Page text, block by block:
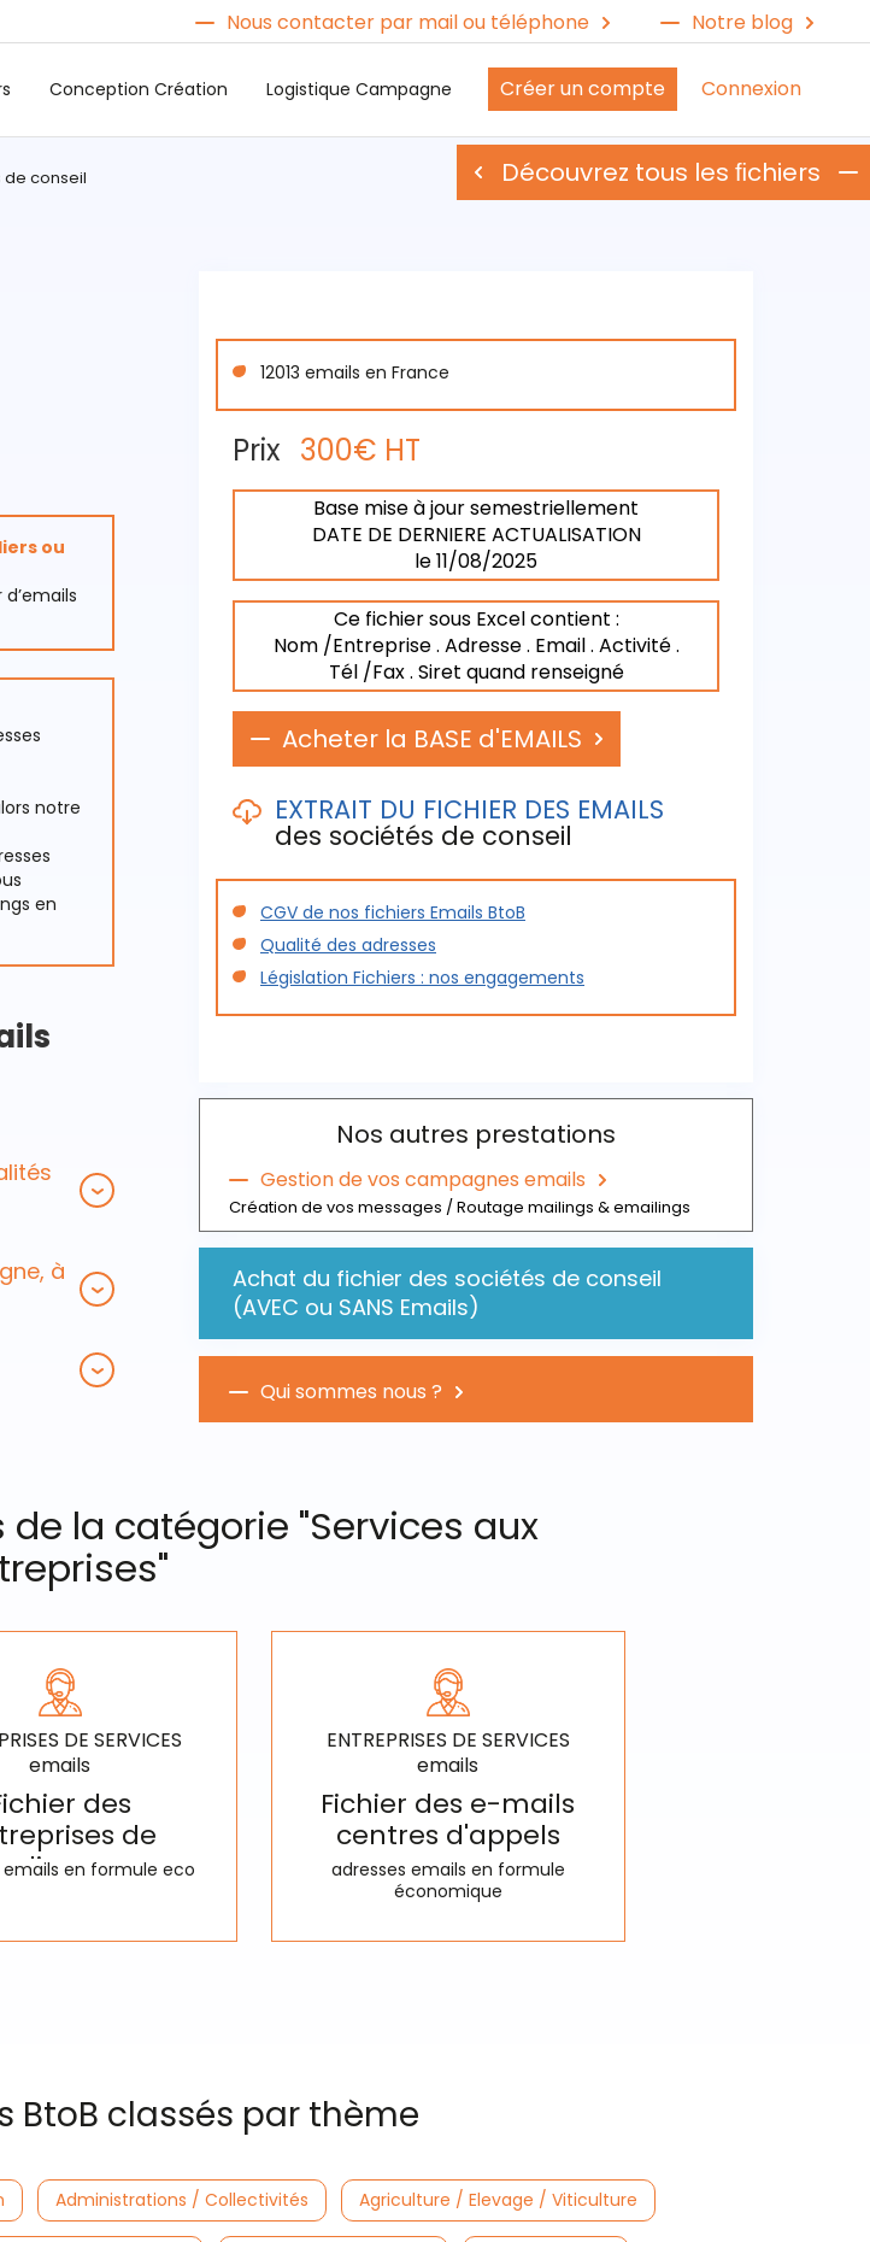
Nous contacter par mail ou téléphone Notre blog
Conception Création Logistique Campagne Créer un compte Connexion
de conseil Découvrez tous les ﬁchiers
ou
notre
en
à
12013 emails en France
Prix 300€ HT
Base mise à jour semestriellement
DATE DE DERNIERE ACTUALISATION
le 11/08/2025
Ce fichier sous Excel contient :
Nom /Entreprise . Adresse . Email . Activité .
Tél /Fax . Siret quand renseigné
Acheter la BASE d'EMAILS
EXTRAIT DU FICHIER DES EMAILS
des sociétés de conseil
Ce fichier contient les coordonnées de l’entreprise,
avec possibilité de tris sur la géographie
Extrait du fichier d'emails des sociétés de
conseil
CGV de nos fichiers Emails BtoB
Qualité des adresses
Législation Fichiers : nos engagements
Nos autres prestations
Gestion de vos campagnes emails
Création de vos messages / Routage mailings & emailings
Achat du fichier des sociétés de conseil
(AVEC ou SANS Emails)
Qui sommes nous ?
la catégorie "Services aux
DE SERVICES
emails
des
de
emails en formule eco
ENTREPRISES DE SERVICES
emails
Fichier des e-mails
centres d'appels
adresses emails en formule
économique
BtoB classés par thème
Administrations / Collectivités Agriculture / Elevage / Viticulture